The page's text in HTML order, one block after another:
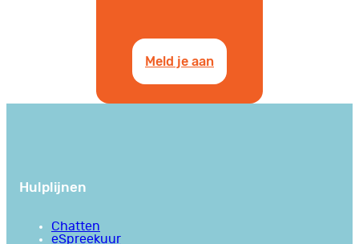
Meld je aan
Hulplijnen
Chatten
eSpreekuur